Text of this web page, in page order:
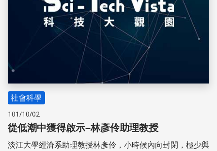
社會科學
101/10/02
從低潮中獲得啟示–林彥伶助理教授
淡江大學經濟系助理教授林彥伶，小時候內向封閉，極少與